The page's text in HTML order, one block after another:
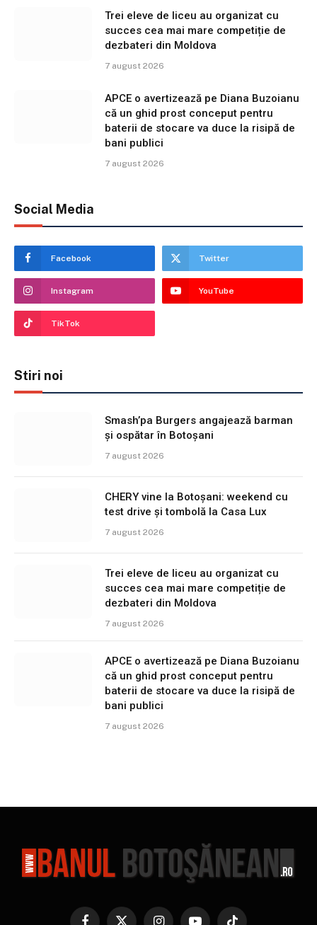
Trei eleve de liceu au organizat cu
succes cea mai mare competiție de
dezbateri din Moldova
7 august 2026
APCE o avertizează pe Diana Buzoianu
că un ghid prost conceput pentru
baterii de stocare va duce la risipă de
bani publici
7 august 2026
Social Media
Facebook Twitter
Instagram YouTube
TikTok
Stiri noi
Smash’pa Burgers angajează barman
și ospătar în Botoșani
7 august 2026
CHERY vine la Botoșani: weekend cu
test drive și tombolă la Casa Lux
7 august 2026
Trei eleve de liceu au organizat cu
succes cea mai mare competiție de
dezbateri din Moldova
7 august 2026
APCE o avertizează pe Diana Buzoianu
că un ghid prost conceput pentru
baterii de stocare va duce la risipă de
bani publici
7 august 2026